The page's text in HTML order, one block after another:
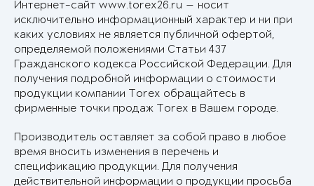
Интернет-сайт www.torex26.ru — носит
исключительно информационный характер и ни при
каких условиях не является публичной офертой,
определяемой положениями Статьи 437
Гражданского кодекса Российской Федерации. Для
получения подробной информации о стоимости
продукции компании Torex обращайтесь в
фирменные точки продаж Torex в Вашем городе.
Производитель оставляет за собой право в любое
время вносить изменения в перечень и
спецификацию продукции. Для получения
действительной информации о продукции просьба